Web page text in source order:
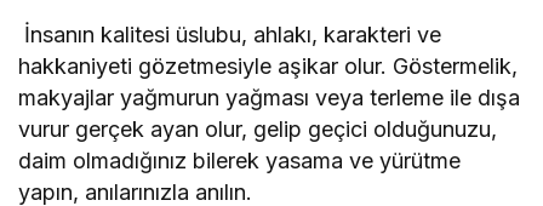
İnsanın kalitesi üslubu, ahlakı, karakteri ve
hakkaniyeti gözetmesiyle aşikar olur. Göstermelik,
makyajlar yağmurun yağması veya terleme ile dışa
vurur gerçek ayan olur, gelip geçici olduğunuzu,
daim olmadığınız bilerek yasama ve yürütme
yapın, anılarınızla anılın.